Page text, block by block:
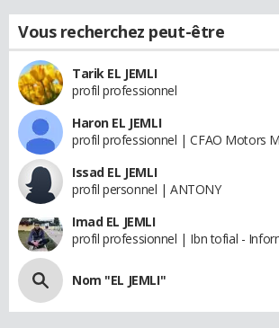
Vous recherchez peut-être
Tarik EL JEMLI
profil professionnel
Haron EL JEMLI
profil professionnel | CFAO Motors
Issad EL JEMLI
profil personnel | ANTONY
Imad EL JEMLI
profil professionnel | Ibn tofial -
Nom "EL JEMLI"